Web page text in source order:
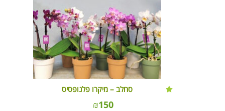
סחלב – מיקרו פלנופסיס
₪150